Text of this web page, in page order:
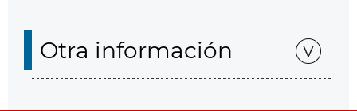
Otra información